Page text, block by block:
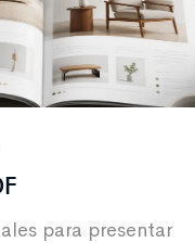
para presentar